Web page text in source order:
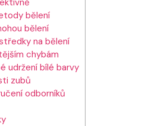
bělení
bělení
na bělení
chybám
udržení bílé barvy
zubů
odborníků